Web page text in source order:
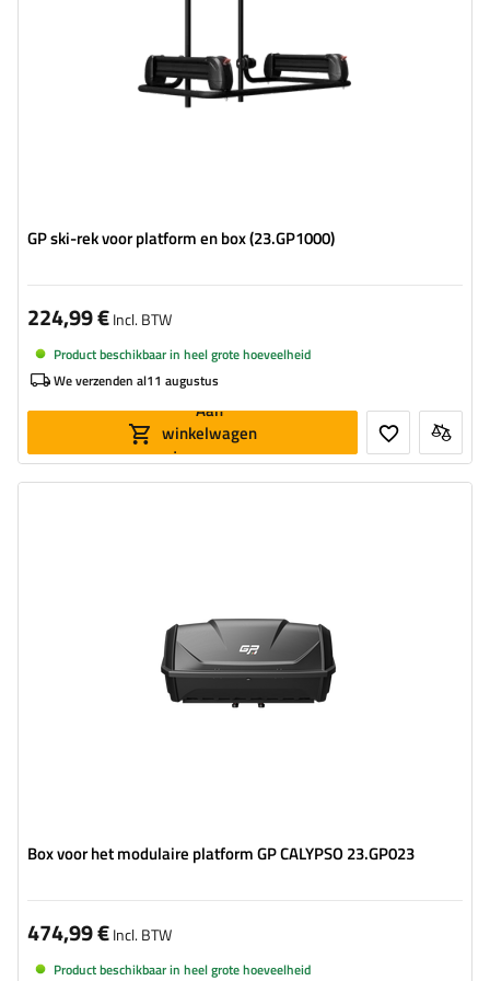
GP ski-rek voor platform en box (23.GP1000)
224,99 €Incl. BTW
Product beschikbaar in heel grote hoeveelheid
We verzenden al11 augustus
Aan
winkelwagen
toevoegen
Box voor het modulaire platform GP CALYPSO 23.GP023
474,99 €Incl. BTW
Product beschikbaar in heel grote hoeveelheid